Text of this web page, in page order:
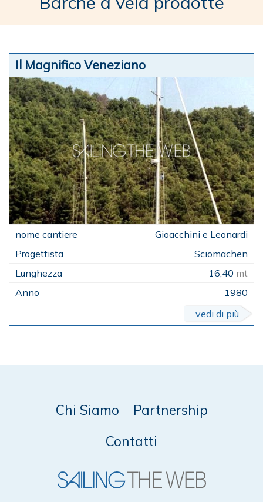
Il Magnifico Veneziano
Gioacchini e Leonardi
Sciomachen
16,40 mt
1980
vedi di più
Chi Siamo
Partnership
Contatti